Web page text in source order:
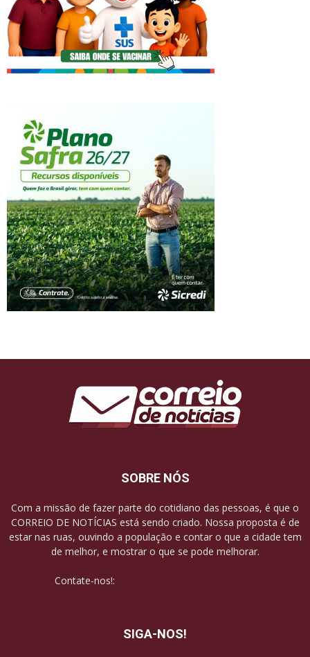
SOBRE NÓS
Com a missão de fazer parte do cotidiano das pessoas, é que o
CORREIO DE NOTÍCIAS está sendo criado. Nossa proposta é de
estar nas ruas, ouvindo a população e contar o que a cidade tem
de melhor, e mostrar o que se pode melhorar.
Contate-nos!:
SIGA-NOS!